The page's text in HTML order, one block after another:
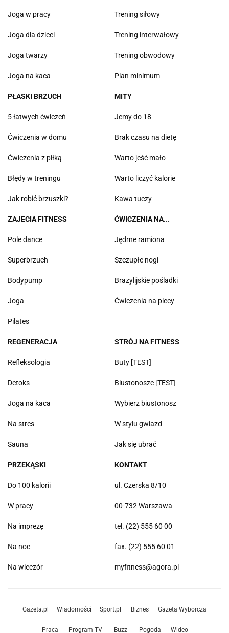
Joga w pracy
Joga dla dzieci
Joga twarzy
Joga na kaca
Trening siłowy
Trening interwałowy
Trening obwodowy
Plan minimum
PŁASKI BRZUCH
5 łatwych ćwiczeń
Ćwiczenia w domu
Ćwiczenia z piłką
Błędy w treningu
Jak robić brzuszki?
MITY
Jemy do 18
Brak czasu na dietę
Warto jeść mało
Warto liczyć kalorie
Kawa tuczy
ZAJECIA FITNESS
Pole dance
Superbrzuch
Bodypump
Joga
Pilates
ĆWICZENIA NA...
Jędrne ramiona
Szczupłe nogi
Brazylijskie pośladki
Ćwiczenia na plecy
REGENERACJA
Refleksologia
Detoks
Joga na kaca
Na stres
Sauna
STRÓJ NA FITNESS
Buty [TEST]
Biustonosze [TEST]
Wybierz biustonosz
W stylu gwiazd
Jak się ubrać
PRZEKĄSKI
Do 100 kalorii
W pracy
Na imprezę
Na noc
Na wieczór
KONTAKT
ul. Czerska 8/10
00-732 Warszawa
tel. (22) 555 60 00
fax. (22) 555 60 01
myfitness@agora.pl
Gazeta.pl Wiadomości Sport.pl Biznes Gazeta Wyborcza
Praca Program TV Buzz Pogoda Wideo